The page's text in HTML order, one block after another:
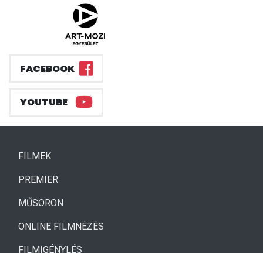
FACEBOOK
YOUTUBE
FILMEK(CURRENT)
PREMIER
MŰSORON
ONLINE FILMNÉZÉS
FILMIGÉNYLÉS